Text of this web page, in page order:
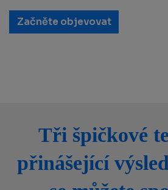
Začněte objevovat
Tři špičkové
přinášející